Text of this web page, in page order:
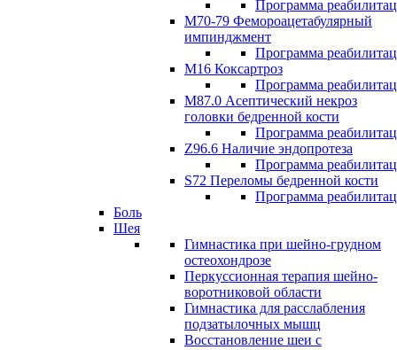
Программа
М70-79 Фемороацетабулярный
импинджмент
Программа
M16 Коксартроз
Программа
М87.0 Асептический некроз
головки бедренной кости
Программа
Z96.6 Наличие эндопротеза
Программа
S72 Переломы бедренной кости
Программа
Боль
Шея
Гимнастика при шейно-грудном
остеохондрозе
Перкуссионная терапия шейно-
воротниковой области
Гимнастика для расслабления
подзатылочных мышц
Восстановление шеи с